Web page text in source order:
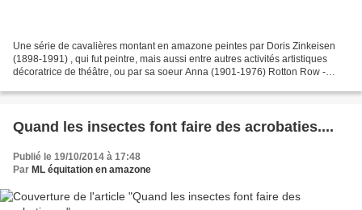
Une série de cavalières montant en amazone peintes par Doris Zinkeisen
(1898-1991) , qui fut peintre, mais aussi entre autres activités artistiques
décoratrice de théâtre, ou par sa soeur Anna (1901-1976) Rotton Row -
Quand les insectes font faire des acrobaties....
Publié le 19/10/2014 à 17:48
Par ML équitation en amazone